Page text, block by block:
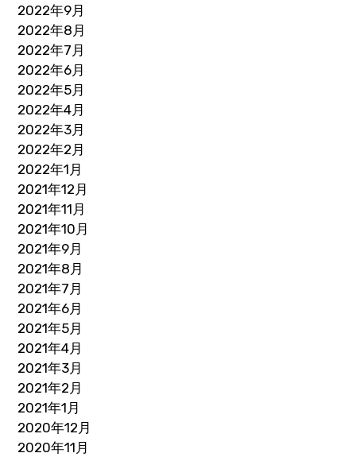
2022年9月
2022年8月
2022年7月
2022年6月
2022年5月
2022年4月
2022年3月
2022年2月
2022年1月
2021年12月
2021年11月
2021年10月
2021年9月
2021年8月
2021年7月
2021年6月
2021年5月
2021年4月
2021年3月
2021年2月
2021年1月
2020年12月
2020年11月